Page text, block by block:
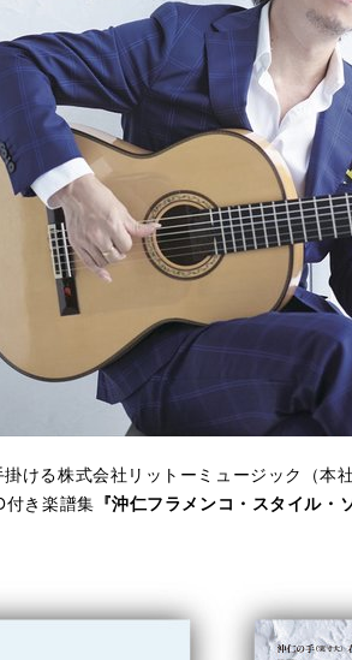
ける株式会社リットーミュージック（本
付き楽譜集 『沖仁フラメンコ・スタイル・